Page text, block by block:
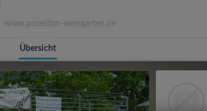
www.poseidon-weingarten.de
Übersicht